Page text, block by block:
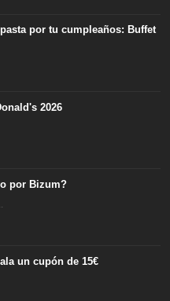
por tu cumpleaños: Buffet
2026
por Bizum?
un cupón de 15€